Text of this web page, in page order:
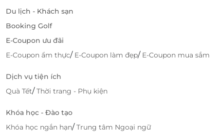
Du lịch - Khách sạn
Booking Golf
E-Coupon ưu đãi
E-Coupon ẩm thực/ E-Coupon làm đẹp/ E-Coupon mua sắm
Dịch vụ tiện ích
Quà Tết/Thời trang - Phụ kiện
Khóa học - Đào tạo
Khóa học ngắn hạn/Trung tâm Ngoại ngữ